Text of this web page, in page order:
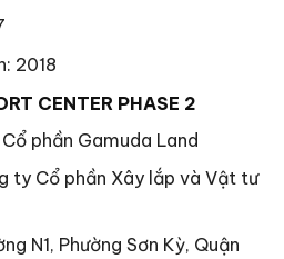
2018
CENTER PHASE 2
phần Gamuda Land
ty Cổ phần Xây lắp và Vật tư
N1, Phường Sơn Kỳ, Quận